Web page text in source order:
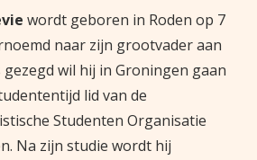
wordt geboren in Roden op 7
naar zijn grootvader aan
wil hij in Groningen gaan
lid van de
Studenten Organisatie
Na zijn studie wordt hij